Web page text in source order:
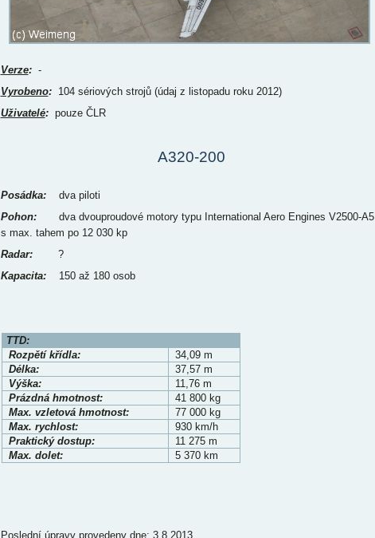
Verze:-
Vyrobeno:104 sériových strojů (údaj z listopadu roku 2012)
Uživatelé:pouze ČLR
A320-200
Posádka:dva piloti
Pohon:dva dvouproudové motory typu International Aero Engines V2500-A5
s max. tahem po 12 030 kp
Radar:?
Kapacita:150 až 180 osob
TTD:
Rozpětí křídla:
34,09 m
Délka:
37,57 m
Výška:
11,76 m
Prázdná hmotnost:
41 800 kg
Max. vzletová hmotnost:
77 000 kg
Max. rychlost:
930 km/h
Praktický dostup:
11 275 m
Max. dolet:
5 370 km
Poslední úpravy provedeny dne: 3.8.2013